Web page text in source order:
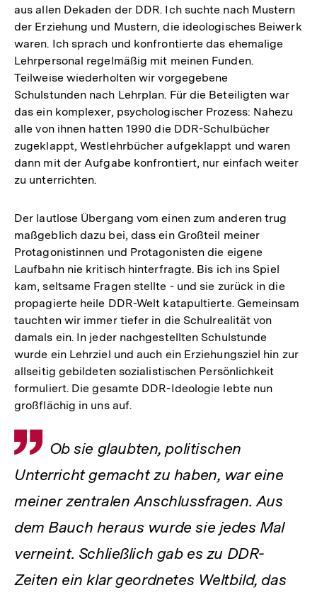
aus allen Dekaden der DDR. Ich suchte nach Mustern
der Erziehung und Mustern, die ideologisches Beiwerk
waren. Ich sprach und konfrontierte das ehemalige
Lehrpersonal regelmäßig mit meinen Funden.
Teilweise wiederholten wir vorgegebene
Schulstunden nach Lehrplan. Für die Beteiligten war
das ein komplexer, psychologischer Prozess: Nahezu
alle von ihnen hatten 1990 die DDR-Schulbücher
zugeklappt, Westlehrbücher aufgeklappt und waren
dann mit der Aufgabe konfrontiert, nur einfach weiter
zu unterrichten.
Der lautlose Übergang vom einen zum anderen trug
maßgeblich dazu bei, dass ein Großteil meiner
Protagonistinnen und Protagonisten die eigene
Laufbahn nie kritisch hinterfragte. Bis ich ins Spiel
kam, seltsame Fragen stellte - und sie zurück in die
propagierte heile DDR-Welt katapultierte. Gemeinsam
tauchten wir immer tiefer in die Schulrealität von
damals ein. In jeder nachgestellten Schulstunde
wurde ein Lehrziel und auch ein Erziehungsziel hin zur
allseitig gebildeten sozialistischen Persönlichkeit
formuliert. Die gesamte DDR-Ideologie lebte nun
großflächig in uns auf.
Zitat
Ob sie glaubten, politischen
Unterricht gemacht zu haben, war eine
meiner zentralen Anschlussfragen. Aus
dem Bauch heraus wurde sie jedes Mal
verneint. Schließlich gab es zu DDR-
Zeiten ein klar geordnetes Weltbild, das